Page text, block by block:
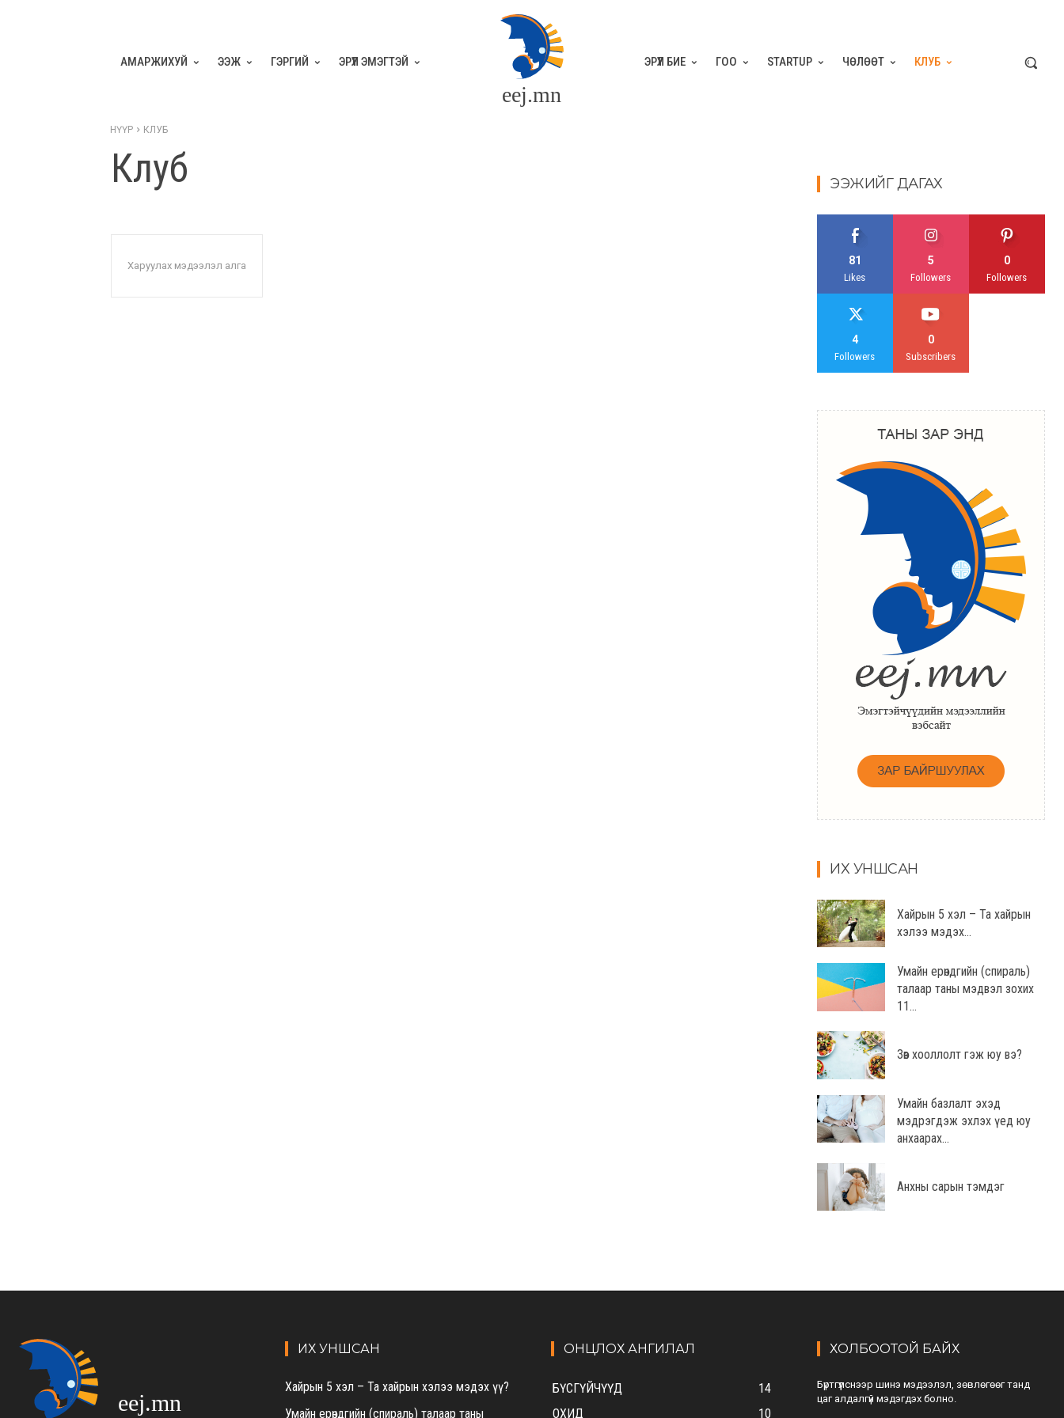
АМАРЖИХУЙ ЭЭЖ ГЭРГИЙ ЭРҮҮЛ ЭМЭГТЭЙ
eej.mn
ЭРҮҮЛ БИЕ ГОО STARTUP ЧӨЛӨӨТ КЛУБ
НҮҮР КЛУБ
Клуб
Харуулах мэдээлэл алга
ЭЭЖИЙГ ДАГАХ
81
Likes
5
Followers
0
Followers
4
Followers
0
Subscribers
ИХ УНШСАН
Хайрын 5 хэл – Та хайрын
хэлээ мэдэх...
Умайн ерөндгийн (спираль)
талаар таны мэдвэл зохих
11...
Зөв хооллолт гэж юу вэ?
Умайн базлалт эхэд
мэдрэгдэж эхлэх үед юу
анхаарах...
Анхны сарын тэмдэг
eej.mn
ИХ УНШСАН
Хайрын 5 хэл – Та хайрын хэлээ мэдэх үү?
Умайн ерөндгийн (спираль) талаар таны
ОНЦЛОХ АНГИЛАЛ
БҮСГҮЙЧҮҮД
14
ОХИД
10
ХОЛБООТОЙ БАЙХ
Бүртгүүлснээр шинэ мэдээлэл, зөвлөгөөг танд
цаг алдалгүй мэдэгдэх болно.